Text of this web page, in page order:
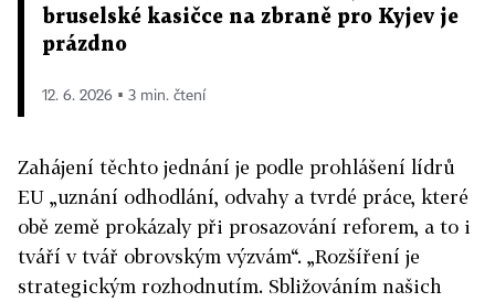
bruselské kasičce na zbraně pro Kyjev je
prázdno
12. 6. 2026 ▪ 3 min. čtení
Zahájení těchto jednání je podle prohlášení lídrů
EU „uznání odhodlání, odvahy a tvrdé práce, které
obě země prokázaly při prosazování reforem, a to i
tváří v tvář obrovským výzvám“. „Rozšíření je
strategickým rozhodnutím. Sbližováním našich